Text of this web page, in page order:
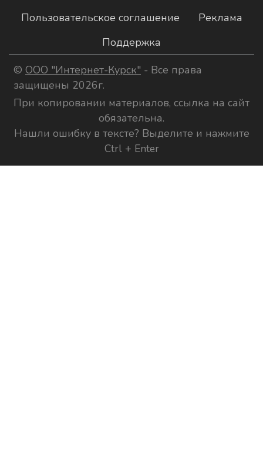
Пользовательское соглашение
Реклама
Поддержка
© ООО "Интернет-Курск" - Все права
защищены 2026г.
При копировании материалов, ссылка на сайт
обязательна.
Нашли ошибку в тексте? Выделите и нажмите
Ctrl + Enter